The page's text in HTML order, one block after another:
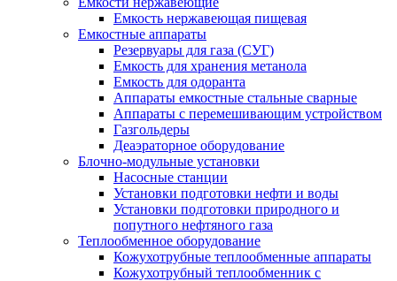
Емкость нержавеющая пищевая
Емкостные аппараты
Резервуары для газа (СУГ)
Емкость для хранения метанола
Емкость для одоранта
Аппараты емкостные стальные сварные
Аппараты с перемешивающим устройством
Газгольдеры
Деаэраторное оборудование
Блочно-модульные установки
Насосные станции
Установки подготовки нефти и воды
Установки подготовки природного и
попутного нефтяного газа
Теплообменное оборудование
Кожухотрубные теплообменные аппараты
Кожухотрубный теплообменник с